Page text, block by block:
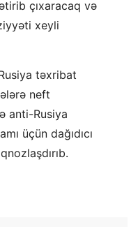
çıxaracaq və
xeyli
təxribat
neft
anti-Rusiya
üçün dağıdıcı